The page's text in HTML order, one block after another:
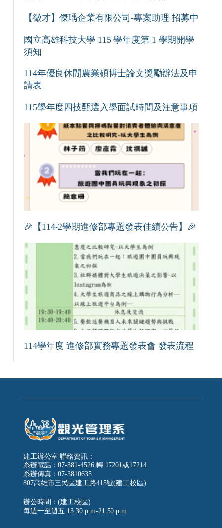
【徵才】傑瑀企業有限公司-專案助理 招募中
國立高雄科技大學 115 學年度第 1 學期開學
須知
114年優良休閒農業碩博士論文獎勵辦法及申
請表
115學年度四技甄選入學面試時間及注意事項
🎉【114-2學期進修部專題發表佳績公告】🎉
114學年度 進修部實務專題發表會 發表流程
建工辦公室 聯絡資訊：
系辦電話：07-381-4526 轉 17201或17214
系辦傳真：07-3810635
807高雄市三民區建工路415號(建工校區)
辦公時間：(建工校區)
每週一至週五 13:30 p.m-21:50 p.m